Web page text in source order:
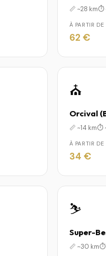
📏 ~28 km⏱️
À PARTIR DE
62 €
⛪
Orcival
📏 ~14 km⏱️
À PARTIR DE
34 €
⛷️
Super-
📏 ~30 km⏱️